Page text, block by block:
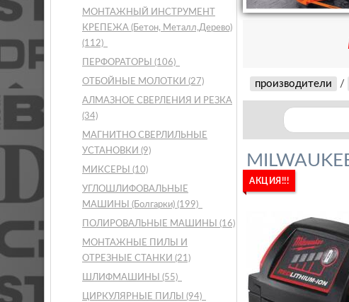
МОНТАЖНЫЙ ИНСТРУМЕНТ
КРЕПЕЖА (Бетон, Металл,Дерево)
(112)
ПЕРФОРАТОРЫ (106)
ОТБОЙНЫЕ МОЛОТКИ (27)
АЛМАЗНОЕ СВЕРЛЕНИЯ И РЕЗКА
(34)
МАГНИТНО СВЕРЛИЛЬНЫЕ
УСТАНОВКИ (9)
МИКСЕРЫ (10)
УГЛОШЛИФОВАЛЬНЫЕ
МАШИНЫ (Болгарки) (199)
ПОЛИРОВАЛЬНЫЕ МАШИНЫ (16)
МОНТАЖНЫЕ ПИЛЫ И
ОТРЕЗНЫЕ СТАНКИ (21)
ШЛИФМАШИНЫ (55)
ЦИРКУЛЯРНЫЕ ПИЛЫ (94)
производители /
АКЦИЯ!!!